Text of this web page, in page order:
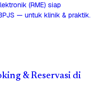
(RME) siap
— untuk klinik & praktik.
& Reservasi di